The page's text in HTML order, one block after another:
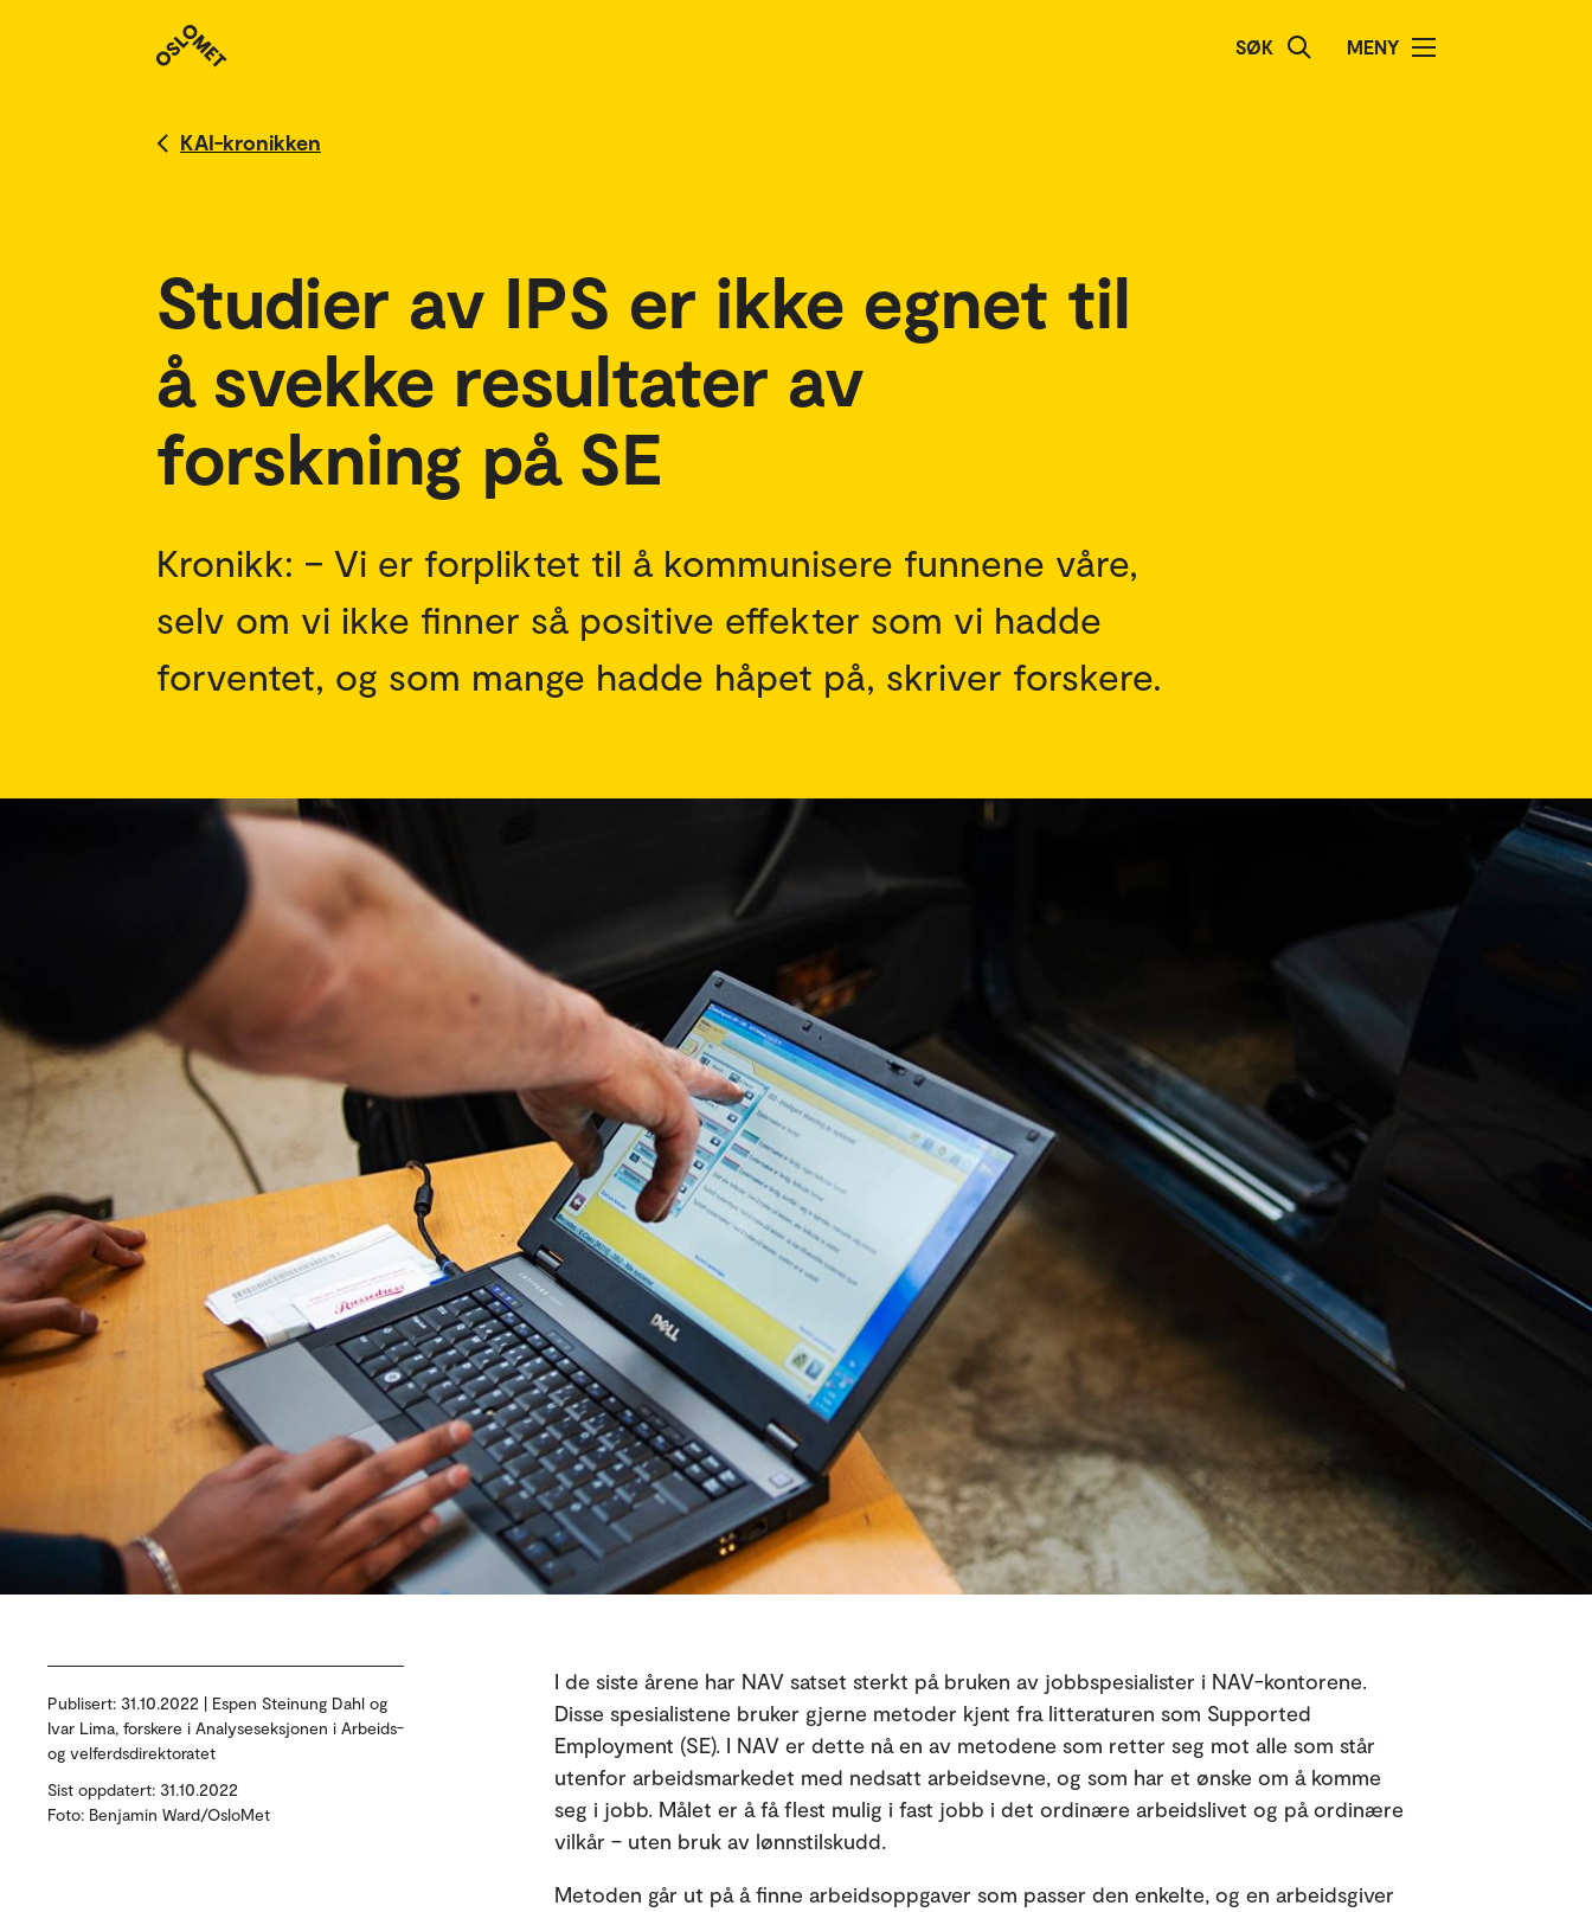
SØK MENY
KAI-kronikken
Studier av IPS er ikke egnet til
å svekke resultater av
forskning på SE
Kronikk: – Vi er forpliktet til å kommunisere funnene våre,
selv om vi ikke finner så positive effekter som vi hadde
forventet, og som mange hadde håpet på, skriver forskere.
Publisert: 31.10.2022 | Espen Steinung Dahl og
Ivar Lima, forskere i Analyseseksjonen i Arbeids-
og velferdsdirektoratet
Sist oppdatert: 31.10.2022
Foto: Benjamin Ward/OsloMet
I de siste årene har NAV satset sterkt på bruken av jobbspesialister i NAV-kontorene.
Disse spesialistene bruker gjerne metoder kjent fra litteraturen som Supported
Employment (SE). I NAV er dette nå en av metodene som retter seg mot alle som står
utenfor arbeidsmarkedet med nedsatt arbeidsevne, og som har et ønske om å komme
seg i jobb. Målet er å få flest mulig i fast jobb i det ordinære arbeidslivet og på ordinære
vilkår – uten bruk av lønnstilskudd.
Metoden går ut på å finne arbeidsoppgaver som passer den enkelte, og en arbeidsgiver